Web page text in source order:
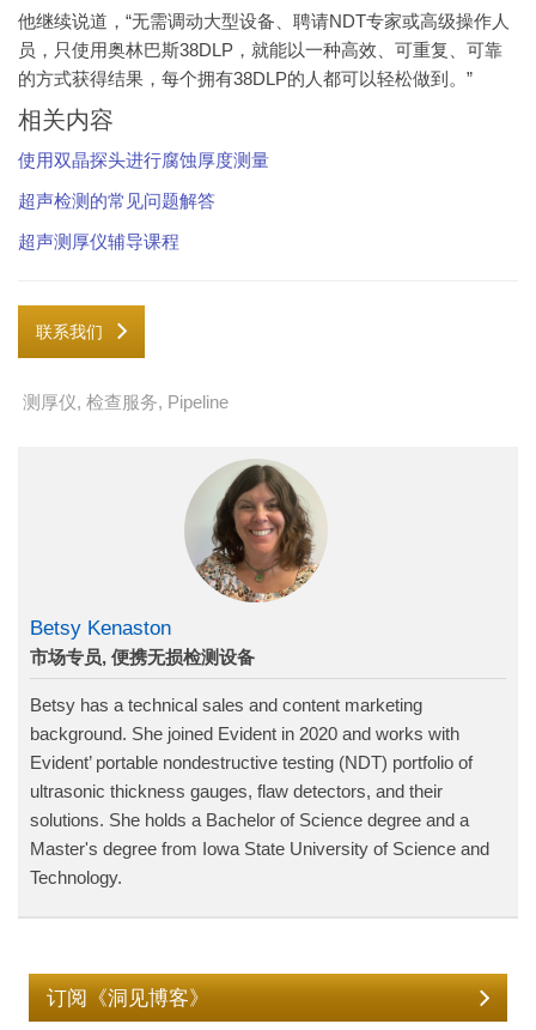
他继续说道，“无需调动大型设备、聘请NDT专家或高级操作人
员，只使用奥林巴斯38DLP，就能以一种高效、可重复、可靠
的方式获得结果，每个拥有38DLP的人都可以轻松做到。”
相关内容
使用双晶探头进行腐蚀厚度测量
超声检测的常见问题解答
超声测厚仪辅导课程
联系我们
测厚仪, 检查服务, Pipeline
Betsy Kenaston
市场专员, 便携无损检测设备
Betsy has a technical sales and content marketing
background. She joined Evident in 2020 and works with
Evident’ portable nondestructive testing (NDT) portfolio of
ultrasonic thickness gauges, flaw detectors, and their
solutions. She holds a Bachelor of Science degree and a
Master's degree from Iowa State University of Science and
Technology.
订阅《洞见博客》